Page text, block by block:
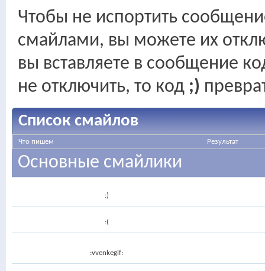
Чтобы не испортить
смайлами, вы можете их
вы вставляете в сообщение
не отключить, то код ;)
Список смайлов
Что пишем Результат
Основные смайлики
:)
:(
:vvenkegif: